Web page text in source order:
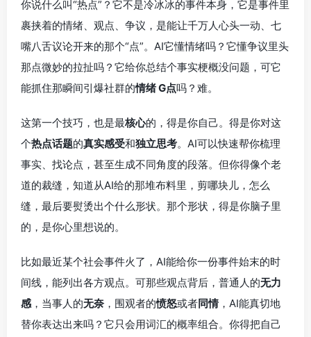
你说什么叫“热点”？它不是冷冰冰的事件本身，它是事件里
裹挟着的情绪、观点、争议，是能让千万人心头一动、七
嘴八舌议论开来的那个“点”。AI它懂情绪吗？它懂争议里头
那点微妙的拉扯吗？它给你总结个事实梗概没问题，可它
能抓住那瞬间引爆社群的情绪 G点吗？难。
这第一个技巧，也是最核心的，得是你自己。得是你对这
个热点话题的真实感受和独立思考。AI可以快速帮你梳理
事实、找论点，甚至生成不同角度的段落。但你得像个老
道的裁缝，知道从AI给的那堆布料里，剪哪块儿，怎么
缝，最后要熨烫出个什么形状。那个形状，得是你脑子里
的，是你心里想说的。
比如最近某个社会事件火了，AI能给你一份事件始末的时
间线，能列出各方观点。可那些观点背后，普通人的无力
感 ，当事人的无奈 ，围观者的愤怒或者同情 ，AI能真切地
替你表达出来吗？它只会用词汇的概率组合。你得把自己